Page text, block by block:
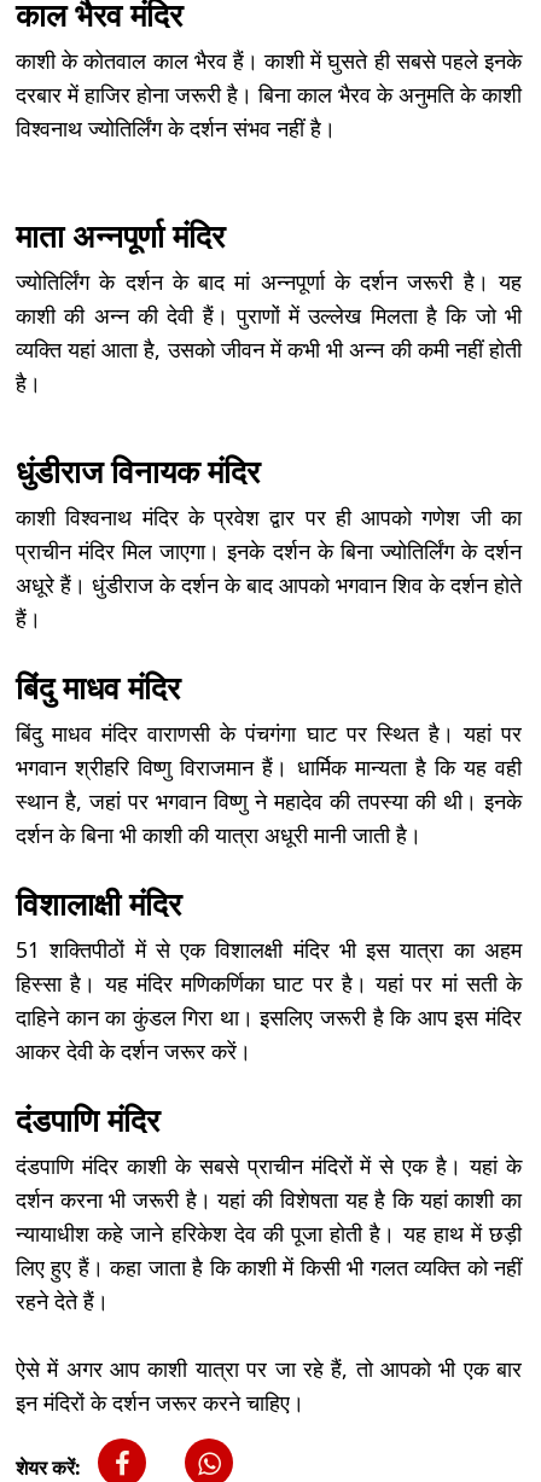
काल भैरव मंदिर
काशी के कोतवाल काल भैरव हैं। काशी में घुसते ही सबसे पहले इनके
दरबार में हाजिर होना जरूरी है। बिना काल भैरव के अनुमति के काशी
विश्वनाथ ज्योतिर्लिंग के दर्शन संभव नहीं है।
माता अन्‍नपूर्णा मंदिर
ज्योतिर्लिंग के दर्शन के बाद मां अन्नपूर्णा के दर्शन जरूरी है। यह
काशी की अन्न की देवी हैं। पुराणों में उल्लेख मिलता है कि जो भी
व्यक्ति यहां आता है, उसको जीवन में कभी भी अन्न की कमी नहीं होती
है।
धुंडीराज विनायक मंदिर
काशी विश्वनाथ मंदिर के प्रवेश द्वार पर ही आपको गणेश जी का
प्राचीन मंदिर मिल जाएगा। इनके दर्शन के बिना ज्योतिर्लिंग के दर्शन
अधूरे हैं। धुंडीराज के दर्शन के बाद आपको भगवान शिव के दर्शन होते
हैं।
बिंदु माधव मंदिर
बिंदु माधव मंदिर वाराणसी के पंचगंगा घाट पर स्थित है। यहां पर
भगवान श्रीहरि विष्णु विराजमान हैं। धार्मिक मान्यता है कि यह वही
स्थान है, जहां पर भगवान विष्णु ने महादेव की तपस्या की थी। इनके
दर्शन के बिना भी काशी की यात्रा अधूरी मानी जाती है।
विशालाक्षी मंदिर
51 शक्तिपीठों में से एक विशालक्षी मंदिर भी इस यात्रा का अहम
हिस्सा है। यह मंदिर मणिकर्णिका घाट पर है। यहां पर मां सती के
दाहिने कान का कुंडल गिरा था। इसलिए जरूरी है कि आप इस मंदिर
आकर देवी के दर्शन जरूर करें।
दंडपाणि मंदिर
दंडपाणि मंदिर काशी के सबसे प्राचीन मंदिरों में से एक है। यहां के
दर्शन करना भी जरूरी है। यहां की विशेषता यह है कि यहां काशी का
न्यायाधीश कहे जाने हरिकेश देव की पूजा होती है। यह हाथ में छड़ी
लिए हुए हैं। कहा जाता है कि काशी में किसी भी गलत व्यक्ति को नहीं
रहने देते हैं।
ऐसे में अगर आप काशी यात्रा पर जा रहे हैं, तो आपको भी एक बार
इन मंदिरों के दर्शन जरूर करने चाहिए।
शेयर करें: